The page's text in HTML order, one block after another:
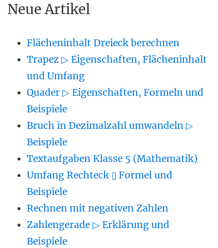
Neue Artikel
Flächeninhalt Dreieck berechnen
Trapez ▷ Eigenschaften, Flächeninhalt
und Umfang
Quader ▷ Eigenschaften, Formeln und
Beispiele
Bruch in Dezimalzahl umwandeln ▷
Beispiele
Textaufgaben Klasse 5 (Mathematik)
Umfang Rechteck ▯ Formel und
Beispiele
Rechnen mit negativen Zahlen
Zahlengerade ▷ Erklärung und
Beispiele